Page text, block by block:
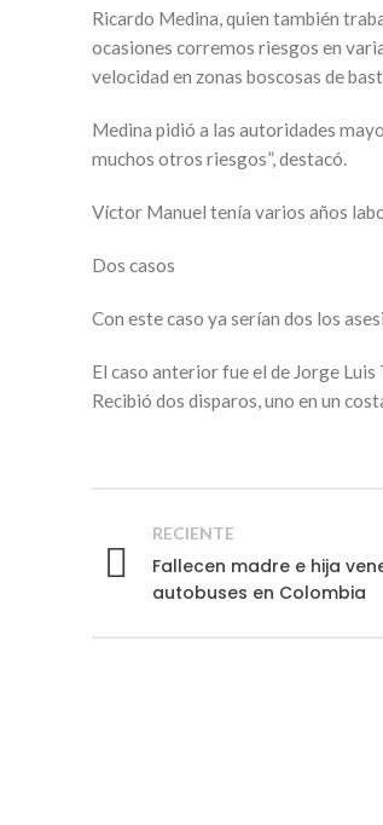
Ricardo Medina, quien también
ocasiones corremos riesgos en
velocidad en zonas boscosas de
Medina pidió a las autoridades
muchos otros riesgos”, destacó.
Víctor Manuel tenía varios años
Dos casos
Con este caso ya serían dos los
El caso anterior fue el de Jorge
Recibió dos disparos, uno en un
RECIENTE
Fallecen madre e hija
autobuses en Colombia